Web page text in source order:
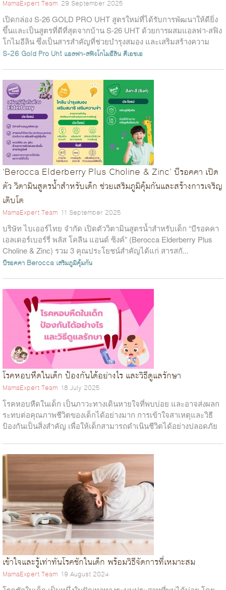
MamaExpert Team 29 September 2025
เปิดกล่อง S-26 GOLD PRO UHT สูตรใหม่ที่ได้รับการพัฒนาให้ดียิ่ง
ขึ้นและเป็นสูตรที่ดีที่สุดจากบ้าน S-26 UHT ด้วยการผสมแอลฟา-สฟิง
โกไมอีลิน ซึ่งเป็นสารสำคัญที่ช่วยบำรุงสมอง และเสริมสร้างความ
ฉลาดของลูกรัก...
S-26 Gold Pro Uht แอลฟา-สฟิงโกไมอีลิน ดีเอชเอ
‘Berocca Elderberry Plus Choline & Zinc’ บีรอคคา เปิด
ตัว วิตามินสูตรน้ำสำหรับเด็ก ช่วยเสริมภูมิคุ้มกันและสร้างการเจริญ
เติบโต
MamaExpert Team 11 September 2025
บริษัท ไบเออร์ไทย จำกัด เปิดตัววิตามินสูตรน้ำสำหรับเด็ก “บีรอคคา
เอลเดอร์เบอร์รี่ พลัส โคลีน แอนด์ ซิงค์” (Berocca Elderberry Plus
Choline & Zinc) รวม 3 คุณประโยชน์สำคัญได้แก่ สารสกั...
บีรอคคา Berocca เสริมภูมิคุ้มกัน
โรคหอบหืดในเด็ก ป้องกันได้อย่างไร และวิธีดูแลรักษา
MamaExpert Team 18 July 2025
โรคหอบหืดในเด็ก เป็นภาวะทางเดินหายใจที่พบบ่อย และอาจส่งผลก
ระทบต่อคุณภาพชีวิตของเด็กได้อย่างมาก การเข้าใจสาเหตุและวิธี
ป้องกันเป็นสิ่งสำคัญ เพื่อให้เด็กสามารถดำเนินชีวิตได้อย่างปลอดภัย
เข้าใจและรู้เท่าทันโรคชักในเด็ก พร้อมวิธีจัดการที่เหมาะสม
MamaExpert Team 19 August 2024